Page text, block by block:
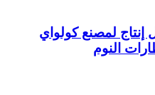
إنتاج لمصنع كولواي
النوم